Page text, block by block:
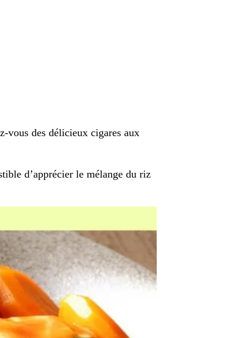
vous des délicieux cigares aux
d’apprécier le mélange du riz